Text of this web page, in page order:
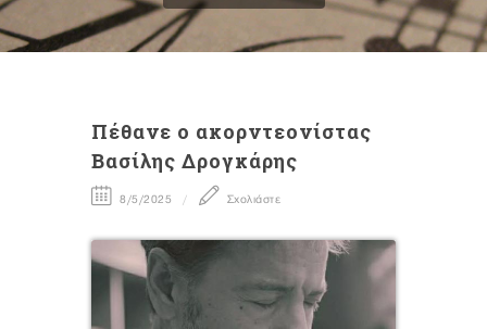
Πέθανε ο ακορντεονίστας
Βασίλης Δρογκάρης
8/5/2025 Σχολιάστε